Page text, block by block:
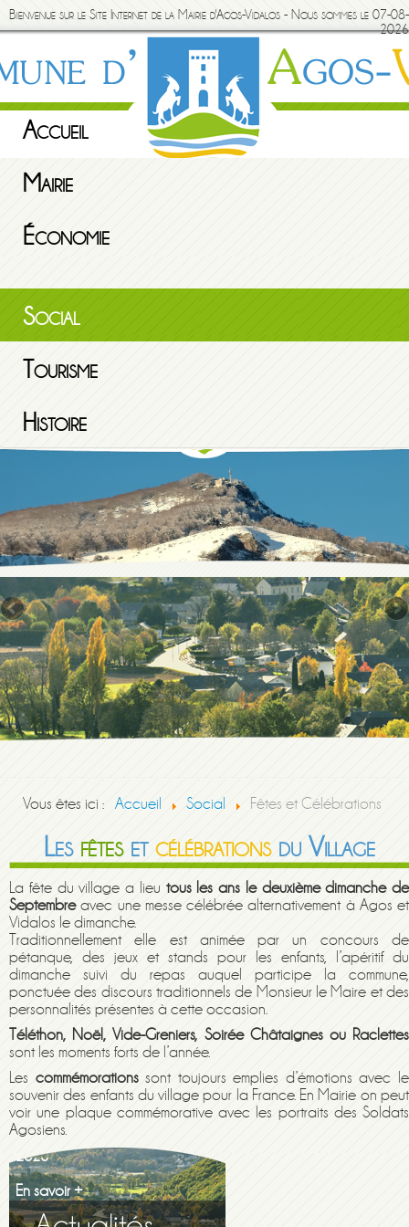
Bienvenue sur le Site Internet de la Mairie d'Agos-Vidalos - Nous sommes le 07-08-
2026
Accueil
Mairie
Économie
Social
Tourisme
Histoire
Vous êtes ici : Accueil Social Fêtes et Célébrations
Les fêteset célébrationsdu Village
La fête du village a lieu tous les ans le deuxième dimanche de
Septembreavec une messe célébrée alternativement à Agos et
Vidalos le dimanche.
Traditionnellement elle est animée par un concours de
pétanque, des jeux et stands pour les enfants, l’apéritif du
dimanche suivi du repas auquel participe la commune,
ponctuée des discours traditionnels de Monsieur le Maire et des
personnalités présentes à cette occasion.
Téléthon, Noël, Vide-Greniers, Soirée Châtaignes ou Raclettes
sont les moments forts de l’année.
Les commémorationssont toujours emplies d’émotions avec le
souvenir des enfants du village pour la France. En Mairie on peut
voir une plaque commémorative avec les portraits des Soldats
Agosiens.
Maison de la famille itinerante
2026
En savoir +
ADMR Association du Haut